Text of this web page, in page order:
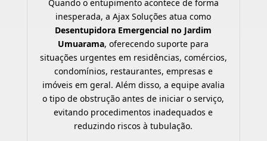
Quando o entupimento acontece de forma
inesperada, a Ajax Soluções atua como
Desentupidora Emergencial no Jardim
Umuarama, oferecendo suporte para
situações urgentes em residências, comércios,
condomínios, restaurantes, empresas e
imóveis em geral. Além disso, a equipe avalia
o tipo de obstrução antes de iniciar o serviço,
evitando procedimentos inadequados e
reduzindo riscos à tubulação.